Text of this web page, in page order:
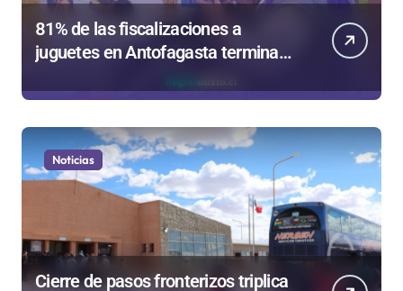
81% de las fiscalizaciones a
juguetes en Antofagasta termina
en sumarios sanitarios
Noticias
Cierre de pasos fronterizos triplica